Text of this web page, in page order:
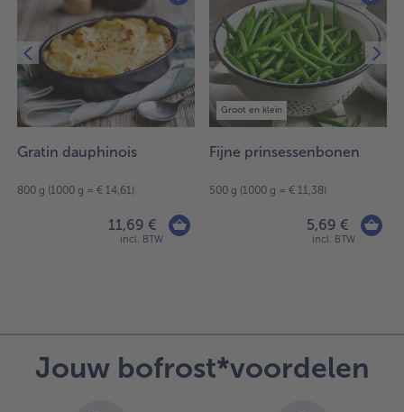
Gratin dauphinois
800 g (1000 g = € 14,61)
11,69 €
incl. BTW
Groot en klein
Fijne prinsessenbonen
500 g (1000 g = € 11,38)
5,69 €
incl. BTW
Jouw bofrost*voordelen